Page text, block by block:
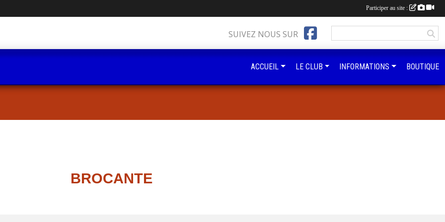
BROCANTE
SUIVEZ NOUS SUR
ACCUEIL LE CLUB INFORMATIONS BOUTIQUE
Participer au site :